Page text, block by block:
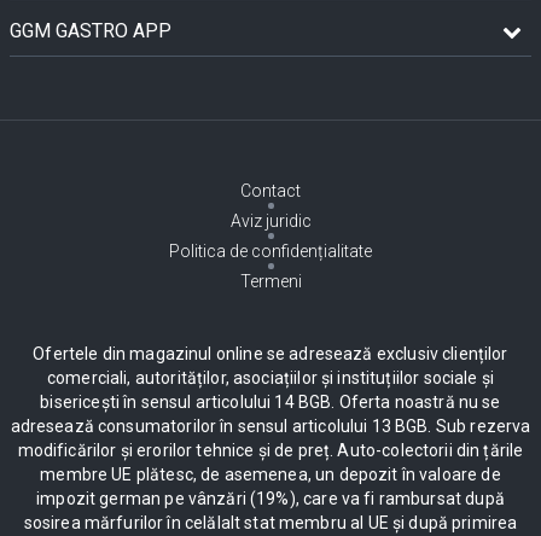
GGM GASTRO APP
Contact
Aviz juridic
Politica de confidențialitate
Termeni
Ofertele din magazinul online se adresează exclusiv clienților
comerciali, autorităților, asociațiilor și instituțiilor sociale și
bisericești în sensul articolului 14 BGB. Oferta noastră nu se
adresează consumatorilor în sensul articolului 13 BGB. Sub rezerva
modificărilor și erorilor tehnice și de preț. Auto-colectorii din țările
membre UE plătesc, de asemenea, un depozit în valoare de
impozit german pe vânzări (19%), care va fi rambursat după
sosirea mărfurilor în celălalt stat membru al UE și după primirea